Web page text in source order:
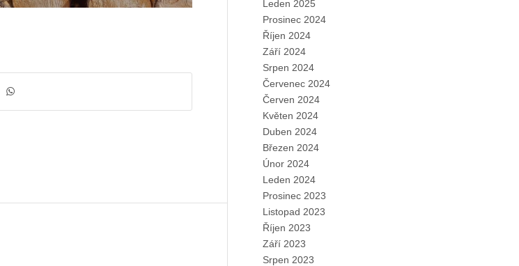
Leden 2025
Prosinec 2024
Říjen 2024
Září 2024
Srpen 2024
Červenec 2024
Červen 2024
Květen 2024
Duben 2024
Březen 2024
Únor 2024
Leden 2024
Prosinec 2023
Listopad 2023
Říjen 2023
Září 2023
Srpen 2023